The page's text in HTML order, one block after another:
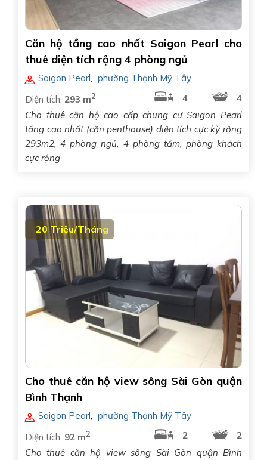
Căn hộ tầng cao nhất Saigon Pearl cho
thuê diện tích rộng 4 phòng ngủ
Saigon Pearl, phường Thạnh Mỹ Tây
Diện tích: 293 m2 4
4
Cho thuê căn hộ cao cấp chung cư Saigon Pearl
tầng cao nhất (căn penthouse) diện tích cực kỳ rộng
293m2, 4 phòng ngủ, 4 phòng tắm, phòng khách
cực rộng
20 Triệu/Tháng
Cho thuê căn hộ view sông Sài Gòn quận
Bình Thạnh
Saigon Pearl
phường Thạnh Mỹ Tây
Diện tích: 92 m2 2
2
Cho thuê căn hộ view sông Sài Gòn quận Bình